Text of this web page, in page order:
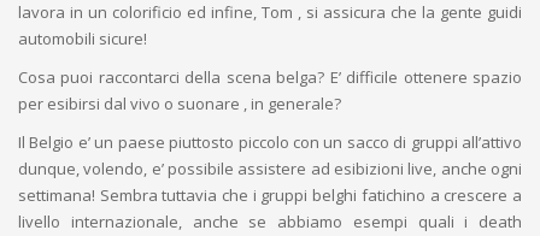
lavora in un colorificio ed infine, Tom , si assicura che la gente guidi
automobili sicure!
Cosa puoi raccontarci della scena belga? E’ difficile ottenere spazio
per esibirsi dal vivo o suonare , in generale?
Il Belgio e’ un paese piuttosto piccolo con un sacco di gruppi all’attivo
dunque, volendo, e’ possibile assistere ad esibizioni live, anche ogni
settimana! Sembra tuttavia che i gruppi belghi fatichino a crescere a
livello internazionale, anche se abbiamo esempi quali i death